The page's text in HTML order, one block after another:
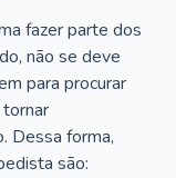
fazer parte dos
não se deve
para procurar
Dessa forma,
são: